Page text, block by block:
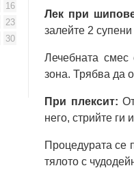
Лек при
залейте 2
Лечебната
зона. Трябва да
При плексит:
него, стрийте
Процедурата се
тялото с
16
23
30